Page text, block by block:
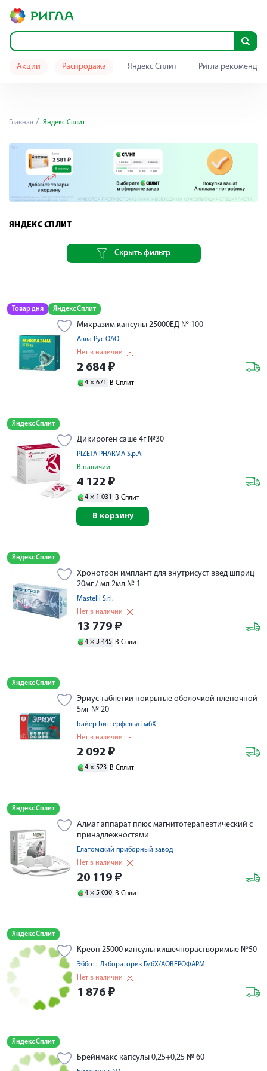
Акции Распродажа Яндекс Сплит Ригла
Главная Яндекс Сплит
ЯНДЕКС СПЛИТ
Скрыть фильтр
Товар дня Яндекс Сплит
Микразим капсулы 25000ЕД № 100
Авва Рус ОАО
Нет в наличии
2 684 ₽
4 × 671 В Сплит
Яндекс Сплит
Дикироген саше 4г №30
PIZETA PHARMA S.p.A.
В наличии
4 122 ₽
4 × 1 031 В Сплит
В корзину
Яндекс Сплит
Хронотрон имплант для внутрисуст введ шприц
20мг / мл 2мл № 1
Mastelli S.r.l.
Нет в наличии
13 779 ₽
4 × 3 445 В Сплит
Яндекс Сплит
Эриус таблетки покрытые оболочкой пленочной
5мг № 20
Байер Биттерфельд ГмбХ
Нет в наличии
2 092 ₽
4 × 523 В Сплит
Яндекс Сплит
Алмаг аппарат плюс магнитотерапевтический с
принадлежностями
Елатомский приборный завод
Нет в наличии
20 119 ₽
4 × 5 030 В Сплит
Яндекс Сплит
Креон 25000 капсулы кишечнорастворимые №50
Эбботт Лэбораториз ГмбХ/АОВЕРОФАРМ
Нет в наличии
1 876 ₽
Яндекс Сплит
Брейнмакс капсулы 0,25+0,25 № 60